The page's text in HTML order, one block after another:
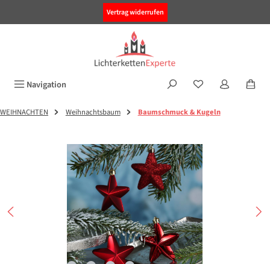
Vertrag widerrufen
Navigation
WEIHNACHTEN Weihnachtsbaum Baumschmuck & Kugeln
Bildergalerie überspringen